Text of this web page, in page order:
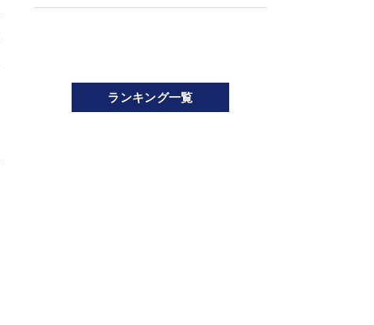
ランキング一覧